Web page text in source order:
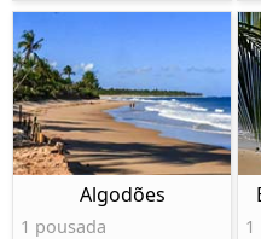
Algodões
1 pousada 1